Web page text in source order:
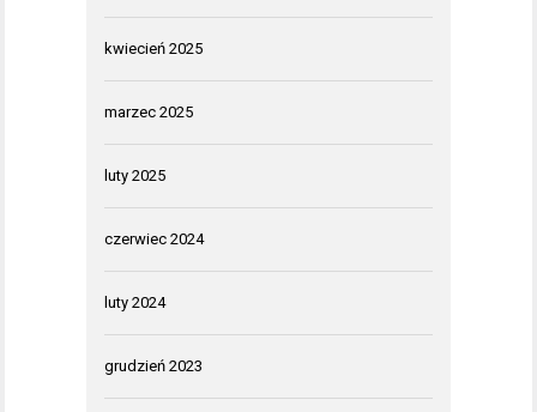
kwiecień 2025
marzec 2025
luty 2025
czerwiec 2024
luty 2024
grudzień 2023